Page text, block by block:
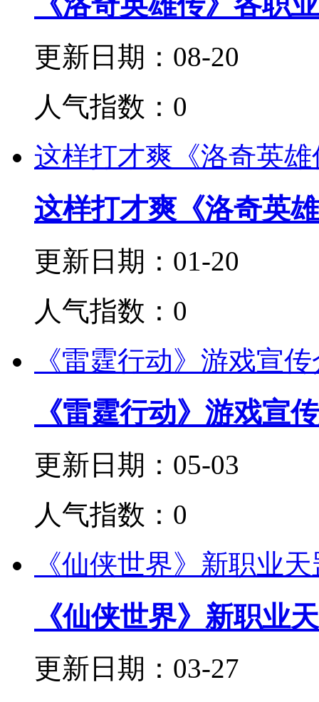
更新日期：08-20
人气指数：0
这样打才爽《洛奇英
这样打才爽《洛奇英
更新日期：01-20
人气指数：0
《雷霆行动》游戏宣
《雷霆行动》游戏宣
更新日期：05-03
人气指数：0
《仙侠世界》新职业
《仙侠世界》新职业
更新日期：03-27